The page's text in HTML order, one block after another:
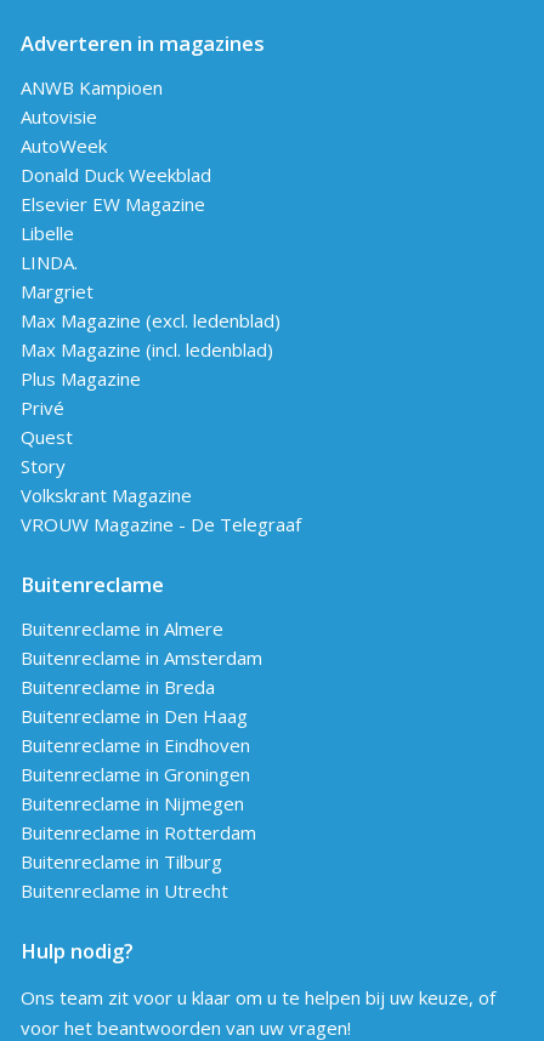
Adverteren in magazines
ANWB Kampioen
Autovisie
AutoWeek
Donald Duck Weekblad
Elsevier EW Magazine
Libelle
LINDA.
Margriet
Max Magazine (excl. ledenblad)
Max Magazine (incl. ledenblad)
Plus Magazine
Privé
Quest
Story
Volkskrant Magazine
VROUW Magazine - De Telegraaf
Buitenreclame
Buitenreclame in Almere
Buitenreclame in Amsterdam
Buitenreclame in Breda
Buitenreclame in Den Haag
Buitenreclame in Eindhoven
Buitenreclame in Groningen
Buitenreclame in Nijmegen
Buitenreclame in Rotterdam
Buitenreclame in Tilburg
Buitenreclame in Utrecht
Hulp nodig?
Ons team zit voor u klaar om u te helpen bij uw keuze, of
voor het beantwoorden van uw vragen!